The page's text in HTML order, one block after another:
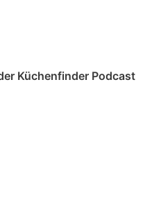
Küchenfinder Podcast